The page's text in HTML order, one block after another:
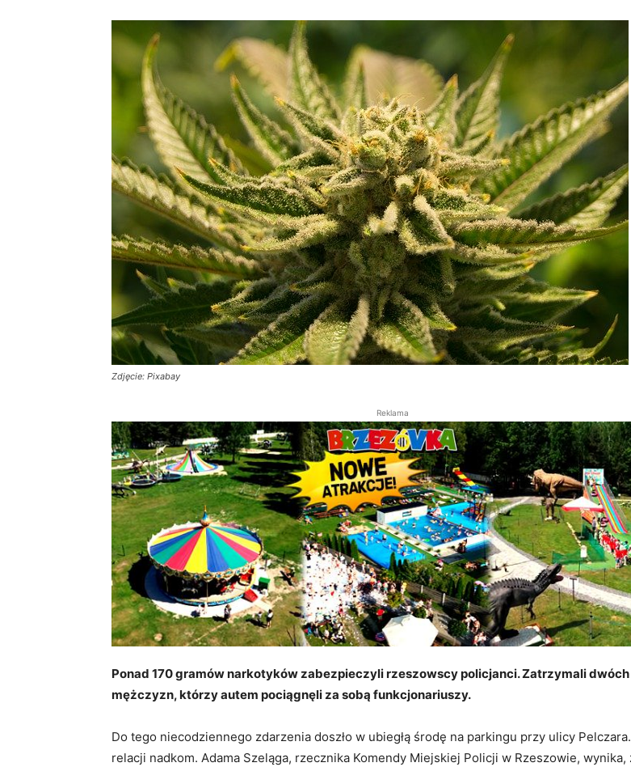
Zdjęcie: Pixabay
Reklama
Ponad 170 gramów narkotyków zabezpieczyli rzeszowscy policjanci. Zatrzymali dwóch
mężczyzn, którzy autem pociągnęli za sobą funkcjonariuszy.
Do tego niecodziennego zdarzenia doszło w ubiegłą środę na parkingu przy ulicy
relacji nadkom. Adama Szeląga, rzecznika Komendy Miejskiej Policji w Rzeszowie, wynika,